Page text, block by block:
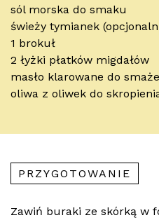
sól morska do smaku
świeży tymianek
1 brokuł
2 łyżki płatków migdałów
masło klarowane do
oliwa z oliwek do
PRZYGOTOWANIE
Zawiń buraki ze skórką w